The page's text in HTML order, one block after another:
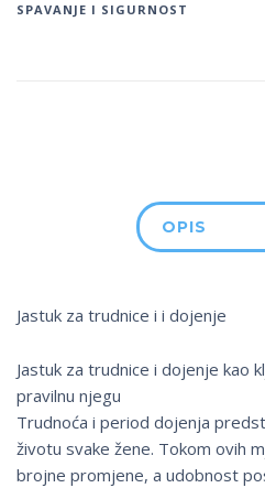
SPAVANJE I SIGURNOST
OPIS
Jastuk za trudnice i i dojenje
Jastuk za trudnice i dojenje kao
pravilnu njegu
Trudnoća i period dojenja
životu svake žene. Tokom ovih
brojne promjene, a udobnost